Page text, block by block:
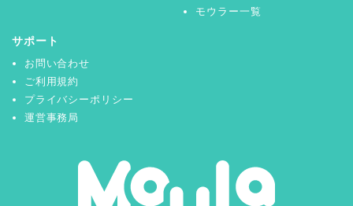
モウラー一覧
サポート
お問い合わせ
ご利用規約
プライバシーポリシー
運営事務局